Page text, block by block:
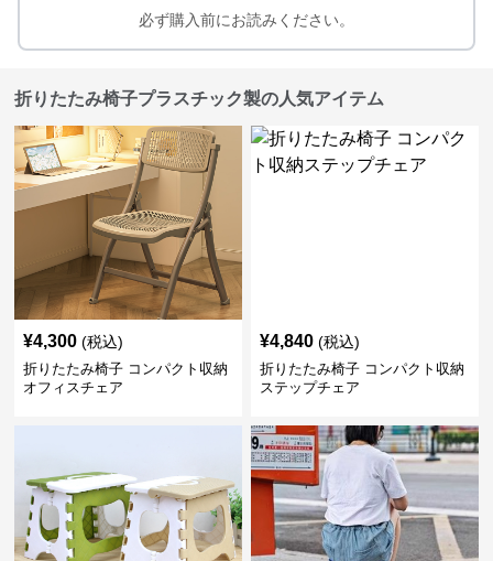
必ず購入前にお読みください。
折りたたみ椅子プラスチック製の人気アイテム
¥4,300 (税込)
折りたたみ椅子 コンパクト収納
オフィスチェア
¥4,840 (税込)
折りたたみ椅子 コンパクト収納
ステップチェア